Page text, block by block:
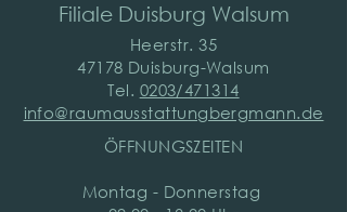
Filiale Duisburg Walsum
Heerstr. 35
47178 Duisburg-Walsum
Tel. 0203/471314
​info@raumausstattungbergmann.de
ÖFFNUNGSZEITEN
Montag - Donnerstag